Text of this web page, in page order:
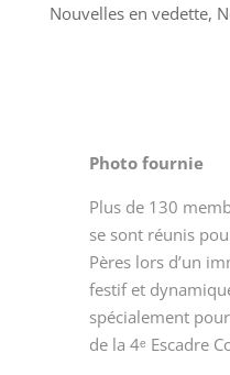
Nouvelles en vedette,
Photo fournie
Plus de 130
se sont réunis
Pères lors d’un
festif et
spécialement
de la 4ᵉ Escadre